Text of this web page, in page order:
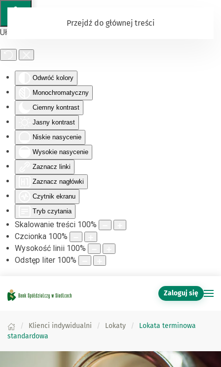
Ułatwienia dostępu
Odwróć kolory
Monochromatyczny
Ciemny kontrast
Jasny kontrast
Niskie nasycenie
Wysokie nasycenie
Zaznacz linki
Zaznacz nagłówki
Czytnik ekranu
Tryb czytania
Skalowanie treści 100%
Czcionka 100%
Wysokość linii 100%
Odstęp liter 100%
Przejdź do głównej treści
Zaloguj się
Klienci indywidualni Lokaty
Lokata terminowa
standardowa